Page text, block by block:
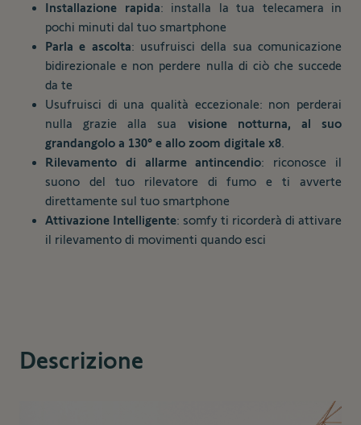
Installazione rapida: installa la tua telecamera in
pochi minuti dal tuo smartphone
Parla e ascolta: usufruisci della sua comunicazione
bidirezionale e non perdere nulla di ciò che succede
da te
Usufruisci di una qualità eccezionale: non perderai
nulla grazie alla sua visione notturna, al suo
grandangolo a 130° e allo zoom digitale x8
Rilevamento di allarme antincendio: riconosce il
suono del tuo rilevatore di fumo e ti avverte
direttamente sul tuo smartphone
Attivazione Intelligente: somfy ti ricorderà di attivare
il rilevamento di movimenti quando esci
Descrizione